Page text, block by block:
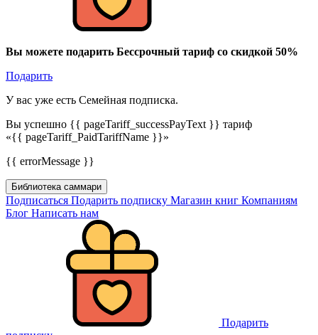
Вы можете подарить Бессрочный тариф со скидкой 50%
Подарить
У вас уже есть Семейная подписка.
Вы успешно {{ pageTariff_successPayText }} тариф
«{{ pageTariff_PaidTariffName }}»
{{ errorMessage }}
Библиотека саммари
Подписаться Подарить подписку Магазин книг Компаниям
Блог Написать нам
Подарить